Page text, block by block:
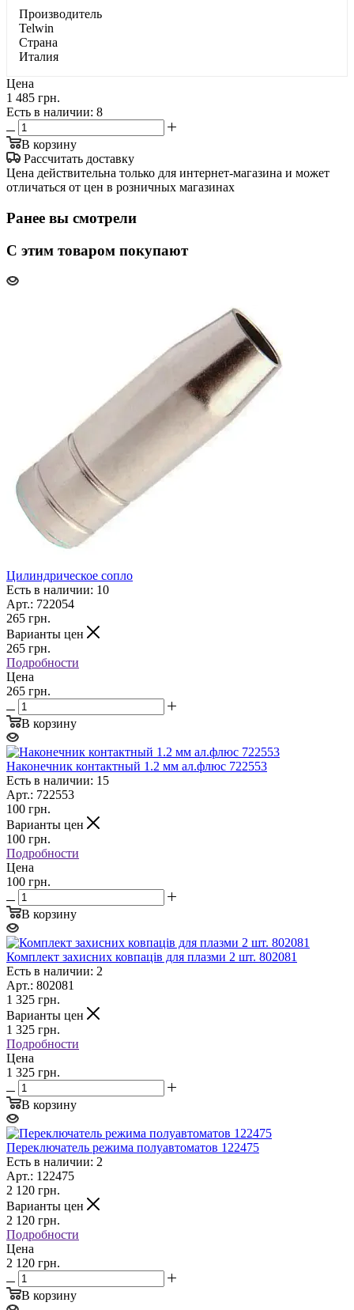
Производитель
Telwin
Страна
Италия
Цена
1 485 грн.
Есть в наличии: 8
В корзину
Рассчитать доставку
Цена действительна только для интернет-магазина и может
отличаться от цен в розничных магазинах
Ранее вы смотрели
С этим товаром покупают
Цилиндрическое сопло
Есть в наличии: 10
Арт.: 722054
265 грн.
Варианты цен
265 грн.
Подробности
Цена
265 грн.
В корзину
Наконечник контактный 1.2 мм ал.флюс 722553
Есть в наличии: 15
Арт.: 722553
100 грн.
Варианты цен
100 грн.
Подробности
Цена
100 грн.
В корзину
Комплект захисних ковпаців для плазми 2 шт. 802081
Есть в наличии: 2
Арт.: 802081
1 325 грн.
Варианты цен
1 325 грн.
Подробности
Цена
1 325 грн.
В корзину
Переключатель режима полуавтоматов 122475
Есть в наличии: 2
Арт.: 122475
2 120 грн.
Варианты цен
2 120 грн.
Подробности
Цена
2 120 грн.
В корзину